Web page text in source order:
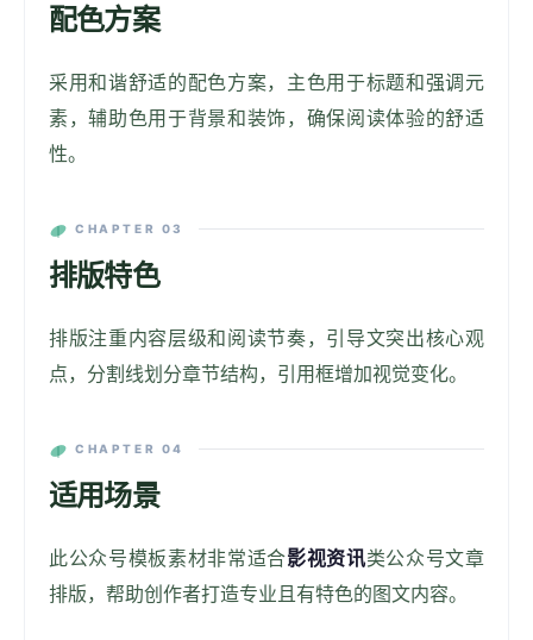
配色方案
采用和谐舒适的配色方案，主色用于标题和强调元
素，辅助色用于背景和装饰，确保阅读体验的舒适
性。
CHAPTER 03
排版特色
排版注重内容层级和阅读节奏，引导文突出核心观
点，分割线划分章节结构，引用框增加视觉变化。
CHAPTER 04
适用场景
此公众号模板素材非常适合影视资讯类公众号文章
排版，帮助创作者打造专业且有特色的图文内容。